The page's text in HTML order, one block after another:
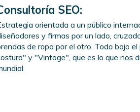
SEO:
orientada a un público
y firmas por un lado,
de ropa por el otro. Todo bajo
y "Vintage", que es lo que nos